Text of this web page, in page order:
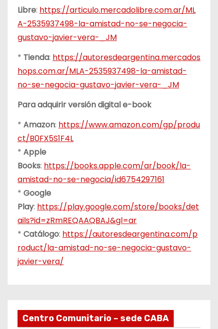
Libre: https://articulo.mercadolibre.com.ar/ML
A-2535937498-la-amistad-no-se-negocia-
gustavo-javier-vera-_JM
* Tienda: https://autoresdeargentina.mercados
hops.com.ar/MLA-2535937498-la-amistad-
no-se-negocia-gustavo-javier-vera-_JM
Para adquirir versión digital e-book
* Amazon: https://www.amazon.com/gp/produ
ct/B0FX5S1F4L
* Apple
Books: https://books.apple.com/ar/book/la-
amistad-no-se-negocia/id6754297161
* Google
Play: https://play.google.com/store/books/det
ails?id=zRmREQAAQBAJ&gl=ar
* Catálogo: https://autoresdeargentina.com/p
roduct/la-amistad-no-se-negocia-gustavo-
javier-vera/
Centro Comunitario – sede CABA